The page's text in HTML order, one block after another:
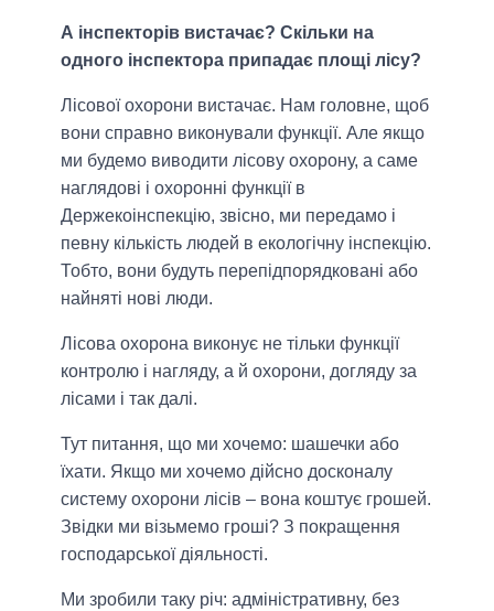
А інспекторів вистачає? Скільки на
одного інспектора припадає площі лісу?
Лісової охорони вистачає. Нам головне, щоб
вони справно виконували функції. Але якщо
ми будемо виводити лісову охорону, а саме
наглядові і охоронні функції в
Держекоінспекцію, звісно, ми передамо і
певну кількість людей в екологічну інспекцію.
Тобто, вони будуть перепідпорядковані або
найняті нові люди.
Лісова охорона виконує не тільки функції
контролю і нагляду, а й охорони, догляду за
лісами і так далі.
Тут питання, що ми хочемо: шашечки або
їхати. Якщо ми хочемо дійсно досконалу
систему охорони лісів – вона коштує грошей.
Звідки ми візьмемо гроші? З покращення
господарської діяльності.
Ми зробили таку річ: адміністративну, без